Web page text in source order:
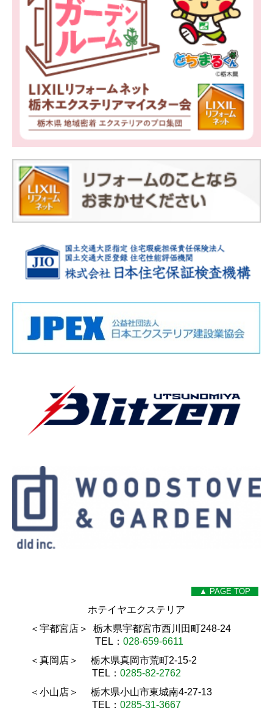
▲ PAGE TOP
ホテイヤエクステリア
＜宇都宮店＞ 栃木県宇都宮市西川田町248-24
TEL： 028-659-6611
＜真岡店＞ 栃木県真岡市荒町2-15-2
TEL： 0285-82-2762
＜小山店＞ 栃木県小山市東城南4-27-13
TEL： 0285-31-3667